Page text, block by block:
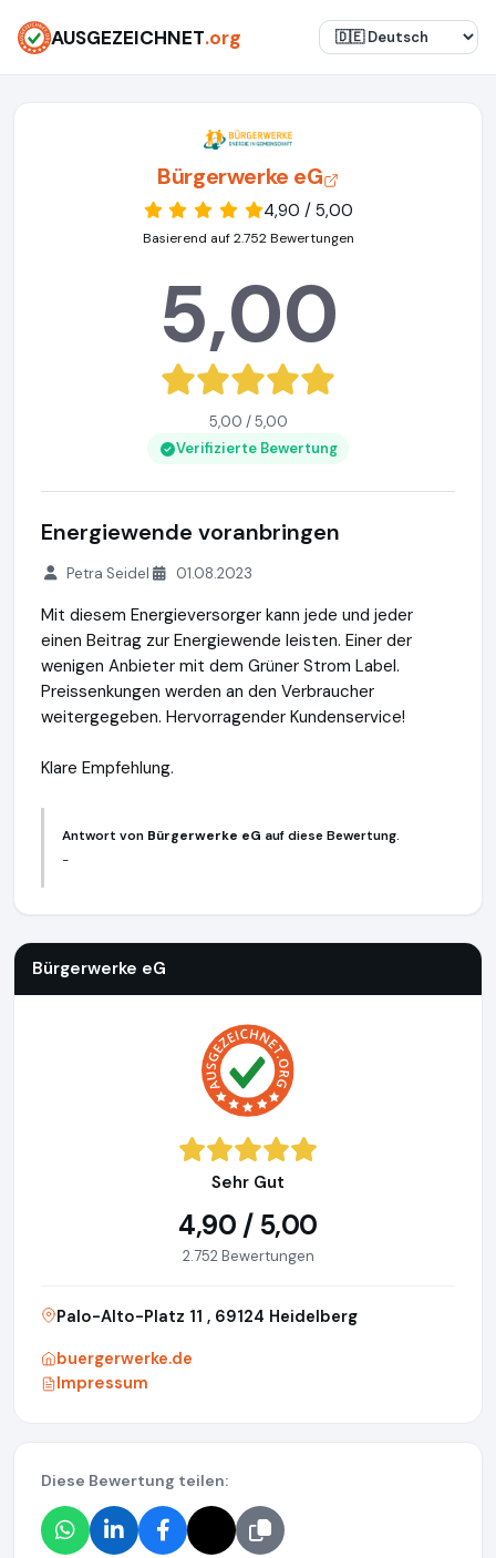
AUSGEZEICHNET.org
Bürgerwerke eG
4,90 / 5,00
Basierend auf 2.752 Bewertungen
5,00
5,00 / 5,00
Verifizierte Bewertung
Energiewende voranbringen
Petra Seidel 01.08.2023
Mit diesem Energieversorger kann jede und jeder
einen Beitrag zur Energiewende leisten. Einer der
wenigen Anbieter mit dem Grüner Strom Label.
Preissenkungen werden an den Verbraucher
weitergegeben. Hervorragender Kundenservice!
Klare Empfehlung.
Antwort von Bürgerwerke eG auf diese Bewertung.
-
Bürgerwerke eG
Sehr Gut
4,90 / 5,00
2.752 Bewertungen
Palo-Alto-Platz 11 , 69124 Heidelberg
buergerwerke.de
Impressum
Diese Bewertung teilen: